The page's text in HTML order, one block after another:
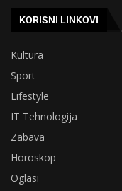
KORISNI LINKOVI
Kultura
Sport
Lifestyle
IT Tehnologija
Zabava
Horoskop
Oglasi